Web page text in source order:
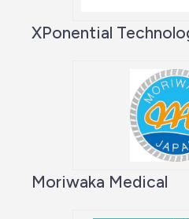
XPonential
Moriwaka Medical